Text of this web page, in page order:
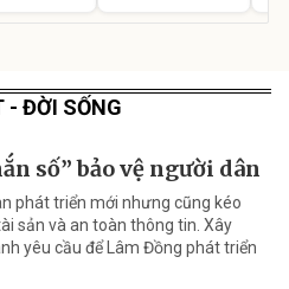
- ĐỜI SỐNG
số” bảo vệ người dân
phát triển mới nhưng cũng kéo
sản và an toàn thông tin. Xây
yêu cầu để Lâm Đồng phát triển